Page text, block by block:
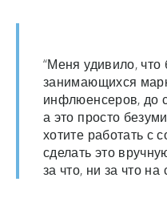
“Меня удивило,
занимающихся
инфлюенсеров, до
а это просто
хотите работать с
сделать это
за что, ни за что на